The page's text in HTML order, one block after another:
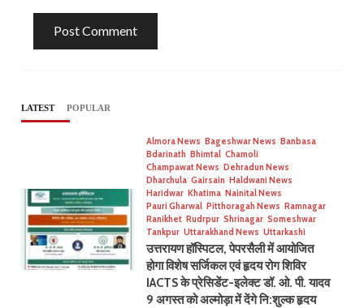
LATEST POPULAR
Almora News Bageshwar News Banbasa
Bdarinath Bhimtal Chamoli
Champawat News Dehradun News
Dharchula Gairsain Haldwani News
Haridwar Khatima Nainital News
Pauri Gharwal Pitthoragah News Ramnagar
Ranikhet Rudrpur Shrinagar Someshwar
Tankpur Uttarakhand News Uttarkashi
उत्तरायण हॉस्पिटल, पेपरसैली में आयोजित
होगा विशेष सर्जिकल एवं हृदय रोग शिविर
IACTS के प्रेसिडेंट-इलेक्ट डॉ. ओ. पी. यादव
9 अगस्त को अल्मोड़ा में देंगे नि:शुल्क हृदय